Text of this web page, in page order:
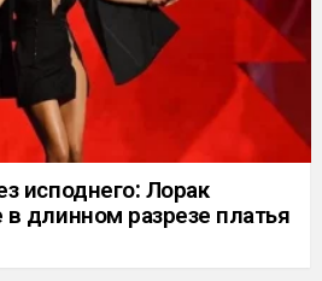
исподнего: Лорак
длинном разрезе платья